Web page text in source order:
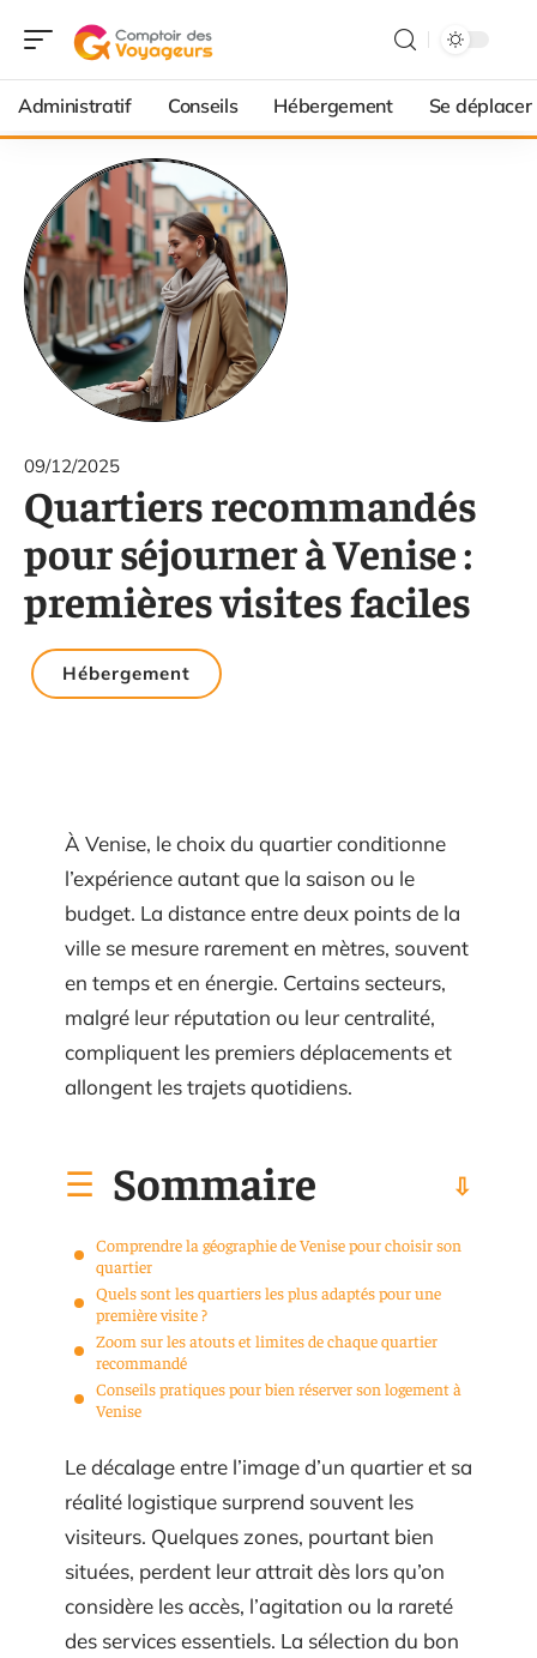
Administratif Conseils Hébergement Se déplacer
09/12/2025
Quartiers recommandés
pour séjourner à Venise :
premières visites faciles
Hébergement
À Venise, le choix du quartier conditionne
l’expérience autant que la saison ou le
budget. La distance entre deux points de la
ville se mesure rarement en mètres, souvent
en temps et en énergie. Certains secteurs,
malgré leur réputation ou leur centralité,
compliquent les premiers déplacements et
allongent les trajets quotidiens.
Sommaire
Comprendre la géographie de Venise pour choisir son
quartier
Quels sont les quartiers les plus adaptés pour une
première visite ?
Zoom sur les atouts et limites de chaque quartier
recommandé
Conseils pratiques pour bien réserver son logement à
Venise
Le décalage entre l’image d’un quartier et sa
réalité logistique surprend souvent les
visiteurs. Quelques zones, pourtant bien
situées, perdent leur attrait dès lors qu’on
considère les accès, l’agitation ou la rareté
des services essentiels. La sélection du bon